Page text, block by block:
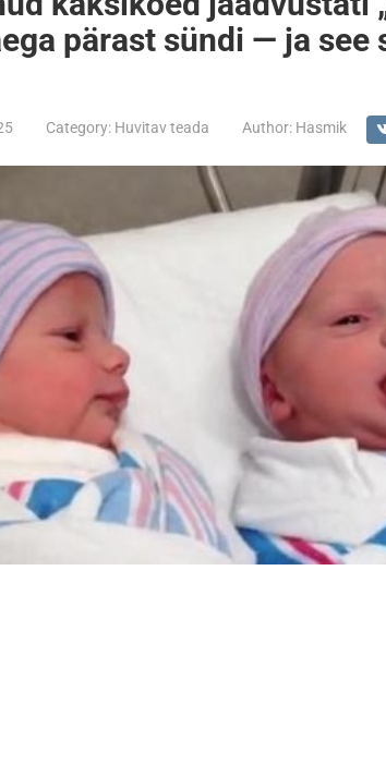
pärast sündi — ja see
Category: Huvitav teada Author: Hasmik